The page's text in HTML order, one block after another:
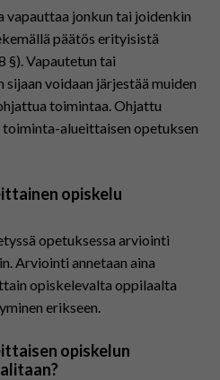
vapauttaa jonkun tai joidenkin
päätös erityisistä
§). Vapautetun tai
voidaan järjestää muiden
toimintaa. Ohjattu
alueittaisen opetuksen
opiskelu
opetuksessa arviointi
Arviointi annetaan aina
opiskelevalta oppilaalta
erikseen.
opiskelun